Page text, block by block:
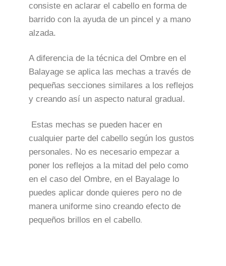
consiste en aclarar el cabello en forma de
barrido con la ayuda de un pincel y a mano
alzada.
A diferencia de la técnica del Ombre en el
Balayage se aplica las mechas a través de
pequeñas secciones similares a los reflejos
y creando así un aspecto natural gradual.
Estas mechas se pueden hacer en
cualquier parte del cabello según los gustos
personales. No es necesario empezar a
poner los reflejos a la mitad del pelo como
en el caso del Ombre, en el Bayalage lo
puedes aplicar donde quieres pero no de
manera uniforme sino creando efecto de
pequeños brillos en el cabello.